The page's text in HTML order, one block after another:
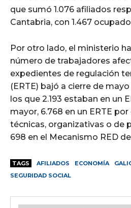
que sumó 1.076 afiliados
Cantabria, con 1.467
Por otro lado, el ministerio
número de trabajadores
expedientes de regulación
(ERTE) bajó a cierre de
los que 2.193 estaban en un
mayor, 6.768 en un ERTE
técnicas, organizativas o de
698 en el Mecanismo RED
TAGS AFILIADOS ECONOMÍA
SEGURIDAD SOCIAL